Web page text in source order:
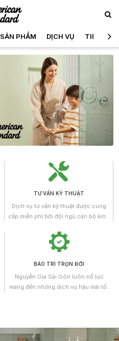
SẢN PHẨM DỊCH VỤ TIN TỨC
TƯ VẤN KỸ THUẬT
Dịch vụ tư vấn kỹ thuật được cung
cấp miễn phí bởi đội ngũ cán bộ kinh
có kiến thức chuyên môn và nhiều
năm kinh nghiệm làm việc.
BẢO TRÌ TRỌN ĐỜI
Nguyễn Gia Sài Gòn luôn nỗ lực
mang đến những dịch vụ hậu mãi tốt
các sản phẩm dịch vụ cung cấp.